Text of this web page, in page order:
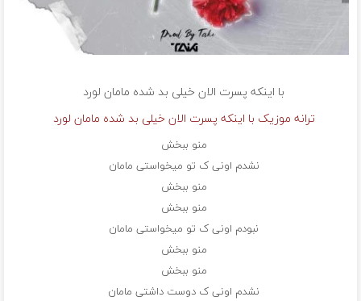
با اینکه پسرت الان خیلی بد شده مامان لورد
ترانه موزیک با اینکه پسرت الان خیلی بد شده مامان لورد
منو ببخش
نشدم اونی ک تو میخواستی مامان
منو ببخش
منو ببخش
نبودم اونی ک تو میخواستی مامان
منو ببخش
منو ببخش
نشدم اونی ک دوست داشتی مامان